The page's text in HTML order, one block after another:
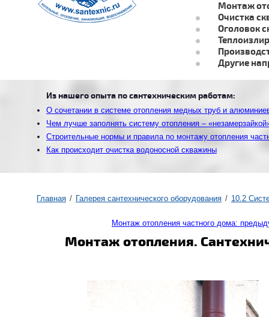
Главная Галерея сантехнического оборудования 10.2
Монтаж отопления частного дома:
Монтаж отопления.
Монтаж
Очистка
Оголовок
Другие
Из нашего опыта по сантехническим работам:
О сочетании в системе отопления медных труб и
Чем лучше заполнять систему отопления –
Строительные нормы и правила по монтажу отопления
Как происходит очистка водоносной скважины